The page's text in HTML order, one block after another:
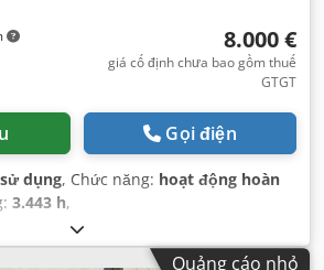
8.000 €
giá cố định chưa bao gồm thuế
GTGT
Gọi điện
dụng, Chức năng: hoạt động hoàn
3.443 h,
Quảng cáo nhỏ